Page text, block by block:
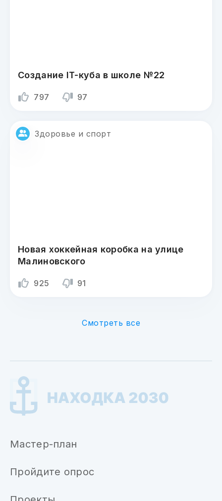
Создание IT-куба в школе №22
797 97
Здоровье и спорт
Новая хоккейная коробка на улице
Малиновского
925 91
Смотреть все
Мастер-план
Пройдите опрос